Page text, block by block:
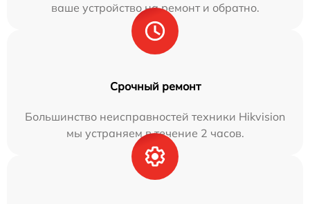
ваше устройство на ремонт и обратно.
Срочный ремонт
Большинство неисправностей техники Hikvision
мы устраняем в течение 2 часов.